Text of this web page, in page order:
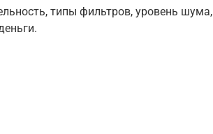
типы фильтров, уровень шума,